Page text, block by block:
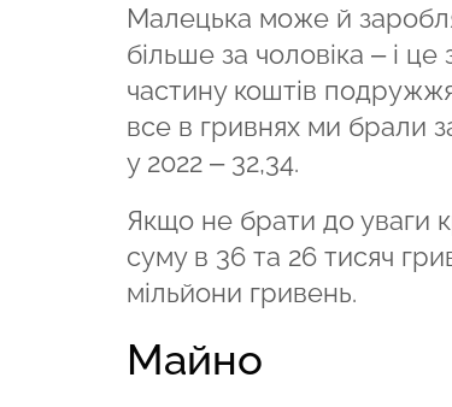
Малецька може й
більше за чоловіка – і
частину коштів
все в гривнях ми брали
у 2022 – 32,34.
Якщо не брати до уваги
суму в 36 та 26 тисяч
мільйони гривень.
Майно